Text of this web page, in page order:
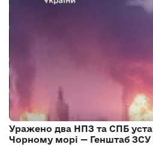
Уражено два НПЗ та СПБ
Чорному морі — Генштаб ЗСУ